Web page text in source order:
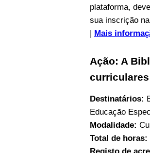
plataforma,
sua inscrição
| Mais
Ação: A
Destinatários:
Educação
Modalidade:
Total de horas: